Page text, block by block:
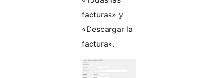
facturas» y
«Descargar la
factura».